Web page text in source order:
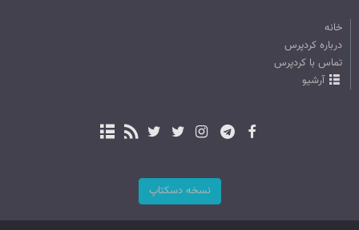
خانه
درباره کردپرس
تماس با کردپرس